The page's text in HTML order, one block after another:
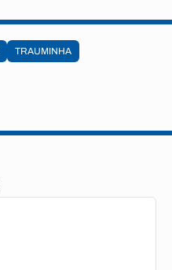
TRAUMINHA